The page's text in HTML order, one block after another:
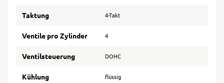
Taktung 4-Takt
Ventile pro Zylinder 4
Ventilsteuerung DOHC
Kühlung flüssig